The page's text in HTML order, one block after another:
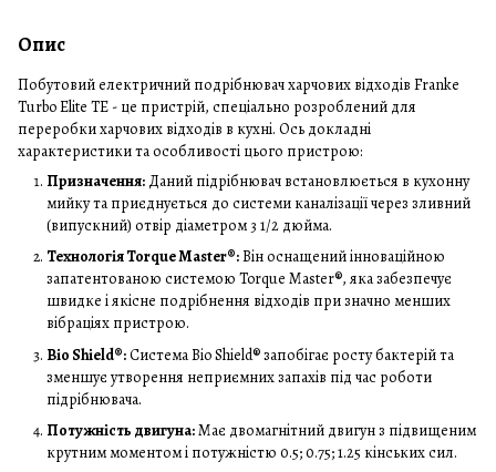
Опис
Побутовий електричний подрібнювач харчових відходів Franke
Turbo Elite TE - це пристрій, спеціально розроблений для
переробки харчових відходів в кухні. Ось докладні
характеристики та особливості цього пристрою:
Призначення: Даний підрібнювач встановлюється в кухонну
мийку та приєднується до системи каналізації через зливний
(випускний) отвір діаметром 3 1/2 дюйма.
Технологія Torque Master®:Він оснащений інноваційною
запатентованою системою Torque Master®, яка забезпечує
швидке і якісне подрібнення відходів при значно менших
вібраціях пристрою.
Bio Shield®:Система Bio Shield® запобігає росту бактерій та
зменшує утворення неприємних запахів під час роботи
підрібнювача.
Потужність двигуна:Має двомагнітний двигун з підвищеним
крутним моментом і потужністю 0.5; 0.75; 1.25 кінських сил.